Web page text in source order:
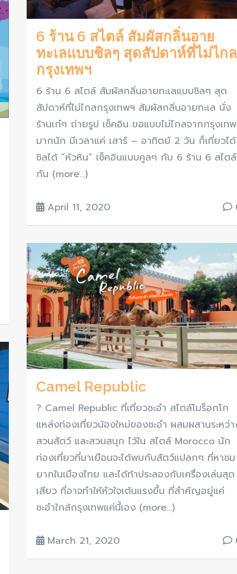
6 ร้าน 6 สไตล์ สัมผัสกลิ่นอาย
ทะเลแบบชิลๆ สุดสัปดาห์ที่ไม่ไกล
กรุงเทพฯ
6 ร้าน 6 สไตล์ สัมผัสกลิ่นอายทะเลแบบชิลๆ สุด
สัปดาห์ที่ไม่ไกลกรุงเทพฯ สัมผัสกลิ่นอายทะเล นั่ง
ร้านเก๋ๆ ถ่ายรูป เช็คอิน ขอแบบไม่ไกลจากกรุงเทพ
มากนัก มีเวลาแค่ เสาร์ – อาทิตย์ 2 วัน ก็เที่ยวได้
ชิลได้ “หัวหิน” เช็คอินแบบคูลๆ กับ 6 ร้าน 6 สไตล์
กัน (more…)
April 11, 2020
Camel Republic
? Camel Republic ที่เที่ยวชะอำ สไตล์โมร็อกโก
แหล่งท่องเที่ยวน้องใหม่ของชะอำ ผสมผสานระหว่
สวนสัตว์ และสวนสนุก ไว้ใน สไตล์ Morocco นัก
ท่องเที่ยวที่มาเยือนจะได้พบกับสัตว์แปลกๆ ที่หาชม
ยากในเมืองไทย และได้ท้าประลองกับเครื่องเล่นสุด
เสียว ที่อาจทำให้หัวใจเต้นแรงขึ้น ที่สำคัญอยู่แค่
ชะอำใกล้กรุงเทพแค่นี้เอง (more…)
March 21, 2020